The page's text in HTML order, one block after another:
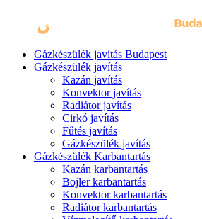
Gázkészülék javítás Budapest
Gázkészülék javítás
Kazán javítás
Konvektor javítás
Radiátor javítás
Cirkó javítás
Fűtés javítás
Gázkészülék javítás
Gázkészülék Karbantartás
Kazán karbantartás
Bojler karbantartás
Konvektor karbantartás
Radiátor karbantartás